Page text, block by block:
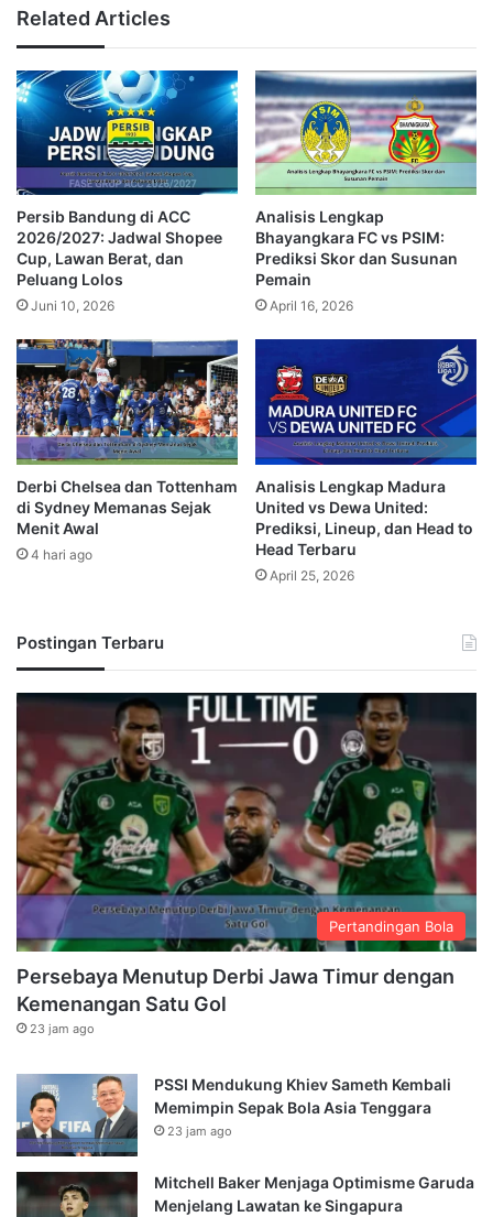
Related Articles
Persib Bandung di ACC
2026/2027: Jadwal Shopee
Cup, Lawan Berat, dan
Peluang Lolos
Juni 10, 2026
Analisis Lengkap
Bhayangkara FC vs PSIM:
Prediksi Skor dan Susunan
Pemain
April 16, 2026
Derbi Chelsea dan Tottenham
di Sydney Memanas Sejak
Menit Awal
4 hari ago
Analisis Lengkap Madura
United vs Dewa United:
Prediksi, Lineup, dan Head to
Head Terbaru
April 25, 2026
Postingan Terbaru
Pertandingan Bola
Persebaya Menutup Derbi Jawa Timur dengan
Kemenangan Satu Gol
23 jam ago
PSSI Mendukung Khiev Sameth Kembali
Memimpin Sepak Bola Asia Tenggara
23 jam ago
Mitchell Baker Menjaga Optimisme Garuda
Menjelang Lawatan ke Singapura